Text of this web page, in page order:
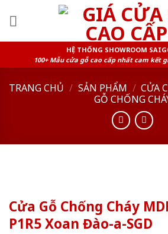
HỆ THỐNG SHOWROOM
100+ Mẫu cửa gỗ cao cấp nhất cam kết
TRANG CHỦ / SẢN PHẨM / CỬA
GỖ CHỐNG
Cửa Gỗ Chống Cháy
P1R5 Xoan Đào-a-SGD